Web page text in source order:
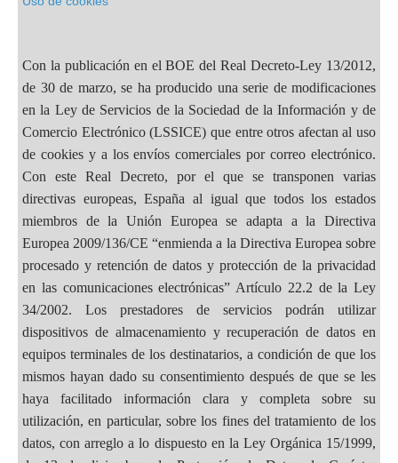
Con la publicación en el BOE del Real Decreto-Ley 13/2012,
de 30 de marzo, se ha producido una serie de modificaciones
en la Ley de Servicios de la Sociedad de la Información y de
Comercio Electrónico (LSSICE) que entre otros afectan al uso
de cookies y a los envíos comerciales por correo electrónico.
Con este Real Decreto, por el que se transponen varias
directivas europeas, España al igual que todos los estados
miembros de la Unión Europea se adapta a la Directiva
Europea 2009/136/CE “enmienda a la Directiva Europea sobre
procesado y retención de datos y protección de la privacidad
en las comunicaciones electrónicas” Artículo 22.2 de la Ley
34/2002. Los prestadores de servicios podrán utilizar
dispositivos de almacenamiento y recuperación de datos en
equipos terminales de los destinatarios, a condición de que los
mismos hayan dado su consentimiento después de que se les
haya facilitado información clara y completa sobre su
utilización, en particular, sobre los fines del tratamiento de los
datos, con arreglo a lo dispuesto en la Ley Orgánica 15/1999,